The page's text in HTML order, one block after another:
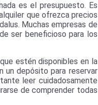
es el presupuesto. Es
que ofrezca precios
Muchas empresas de
ser beneficioso para los
estén disponibles en la
un depósito para reservar
leer cuidadosamente
de comprender todas